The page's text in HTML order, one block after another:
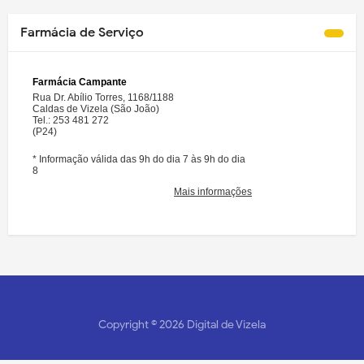
Farmácia de Serviço
Copyright ©2026 Digital de Vizela